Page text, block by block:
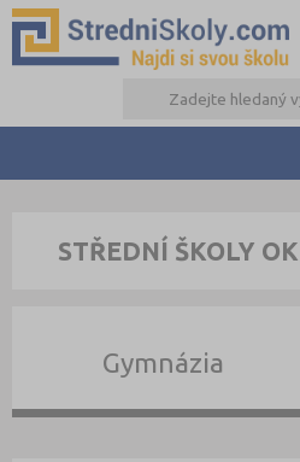
STŘEDNÍ ŠKOLY
Gymnázia